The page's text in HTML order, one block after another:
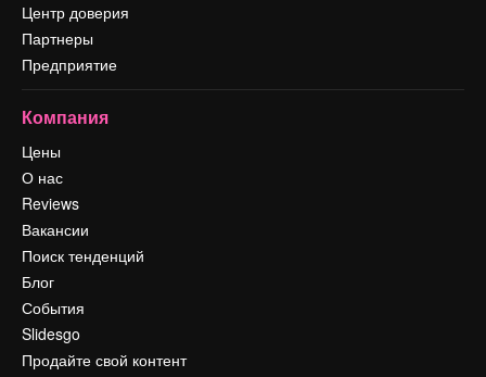
Центр доверия
Партнеры
Предприятие
Компания
Цены
О нас
Reviews
Вакансии
Поиск тенденций
Блог
События
Slidesgo
Продайте свой контент